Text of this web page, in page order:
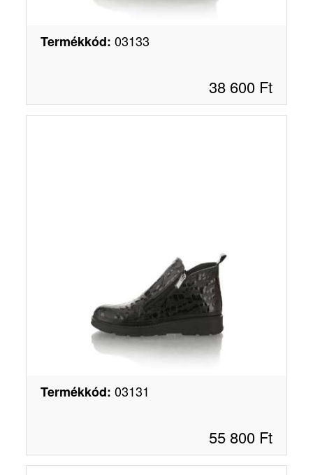
Termékkód: 03133
38 600 Ft
Termékkód: 03131
55 800 Ft